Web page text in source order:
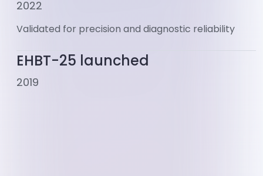
2022
Validated for precision and diagnostic reliability
EHBT-25 launched
2019